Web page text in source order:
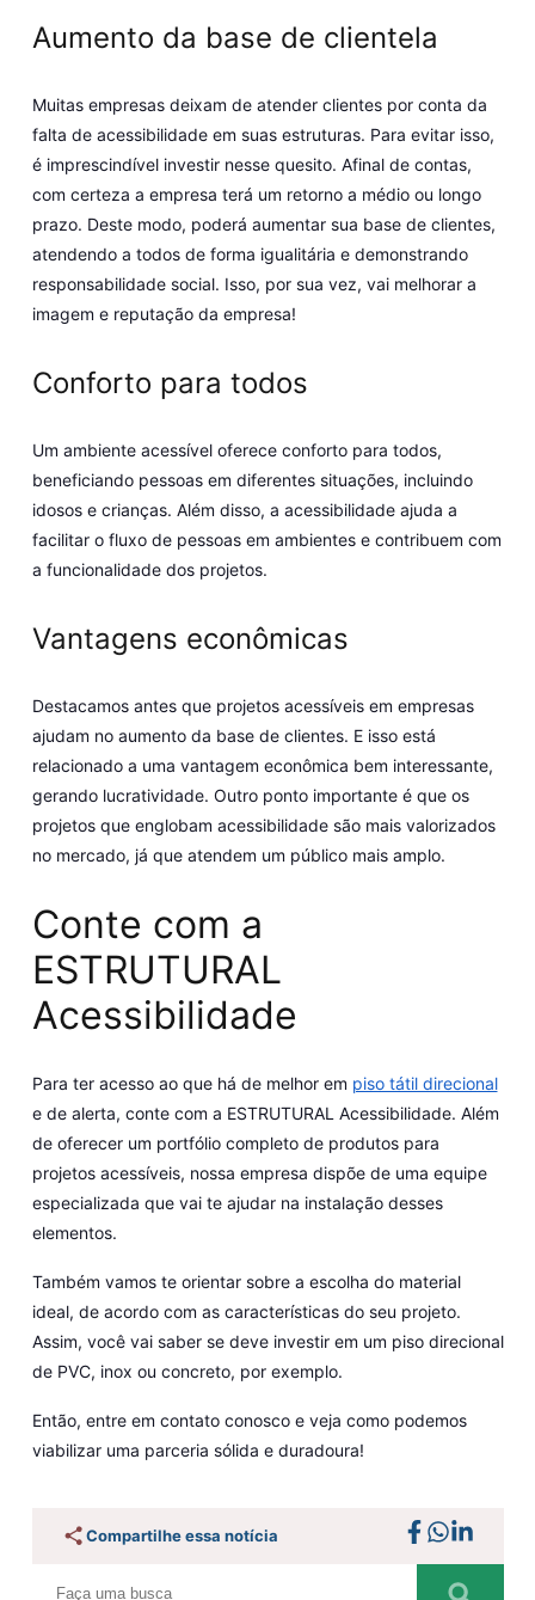
Aumento da base de clientela
Muitas empresas deixam de atender clientes por conta da
falta de acessibilidade em suas estruturas. Para evitar isso,
é imprescindível investir nesse quesito. Afinal de contas,
com certeza a empresa terá um retorno a médio ou longo
prazo. Deste modo, poderá aumentar sua base de clientes,
atendendo a todos de forma igualitária e demonstrando
responsabilidade social. Isso, por sua vez, vai melhorar a
imagem e reputação da empresa!
Conforto para todos
Um ambiente acessível oferece conforto para todos,
beneficiando pessoas em diferentes situações, incluindo
idosos e crianças. Além disso, a acessibilidade ajuda a
facilitar o fluxo de pessoas em ambientes e contribuem com
a funcionalidade dos projetos.
Vantagens econômicas
Destacamos antes que projetos acessíveis em empresas
ajudam no aumento da base de clientes. E isso está
relacionado a uma vantagem econômica bem interessante,
gerando lucratividade. Outro ponto importante é que os
projetos que englobam acessibilidade são mais valorizados
no mercado, já que atendem um público mais amplo.
Conte com a
ESTRUTURAL
Acessibilidade
Para ter acesso ao que há de melhor em piso tátil direcional
e de alerta, conte com a ESTRUTURAL Acessibilidade. Além
de oferecer um portfólio completo de produtos para
projetos acessíveis, nossa empresa dispõe de uma equipe
especializada que vai te ajudar na instalação desses
elementos.
Também vamos te orientar sobre a escolha do material
ideal, de acordo com as características do seu projeto.
Assim, você vai saber se deve investir em um piso direcional
de PVC, inox ou concreto, por exemplo.
Então, entre em contato conosco e veja como podemos
viabilizar uma parceria sólida e duradoura!
Compartilhe essa notícia